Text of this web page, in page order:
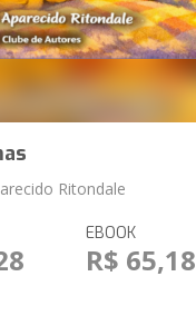
Ritondale
EBOOK
R$ 65,18